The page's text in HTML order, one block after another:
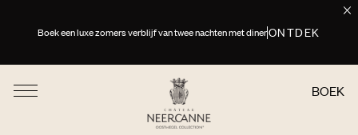
Boek een luxe zomers verblijf van twee nachten met dinerONTDEK
BOEK